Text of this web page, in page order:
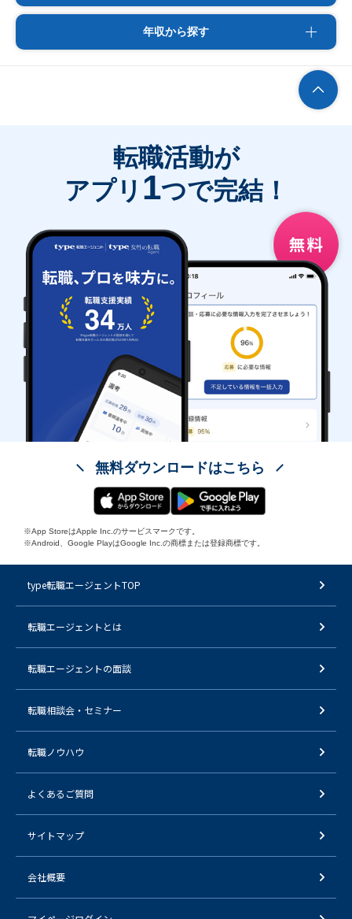
年収から探す
転職活動が
アプリ 1つで完結！
無料ダウンロードはこちら
※App StoreはApple Inc.のサービスマークです。
※Android、Google PlayはGoogle Inc.の商標または登録商標です。
type転職エージェントTOP
転職エージェントとは
転職エージェントの面談
転職相談会・セミナー
転職ノウハウ
よくあるご質問
サイトマップ
会社概要